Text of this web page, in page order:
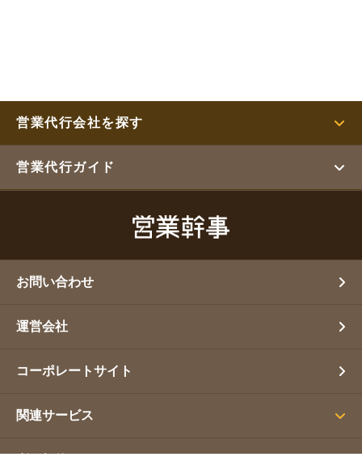
営業代行会社を探す
営業代行ガイド
お問い合わせ
運営会社
コーポレートサイト
関連サービス